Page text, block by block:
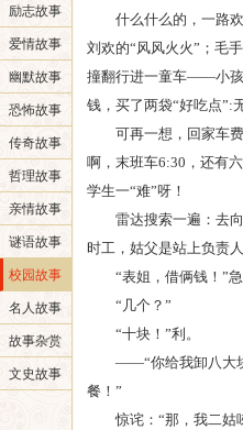
励志故事
爱情故事
幽默故事
恐怖故事
传奇故事
哲理故事
亲情故事
谜语故事
校园故事
名人故事
故事杂赏
文史故事
什么什么的，一路欢
刘欢的“风风火火”；毛
撞翻行进一童车——小
钱，买了两袋“好吃点”:
可再一想，回家车费
啊，末班车6:30，还有
学生一“难”呀！
雷达搜索一遍：去向
时工，姑父是站上负责
“表姐，借俩钱！”急
“几个？”
“十块！”利。
——“你给我卸八大块
餐！”
惊诧：“那，我二姑